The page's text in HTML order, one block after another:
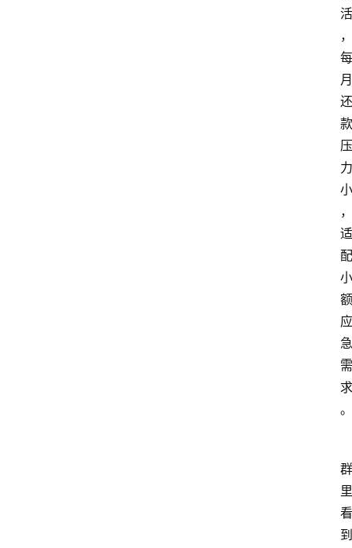
活
，
每
月
还
款
压
力
小
，
适
配
小
额
应
急
需
求
。
群
里
看
到